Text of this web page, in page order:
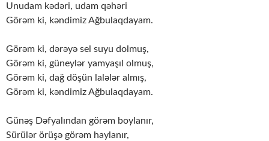
Unudam kədəri, udam qəhəri
Görəm ki, kəndimiz Ağbulaqdayam.
Görəm ki, dərəyə sel suyu dolmuş,
Görəm ki, güneylər yamyaşıl olmuş,
Görəm ki, dağ döşün lalələr almış,
Görəm ki, kəndimiz Ağbulaqdayam.
Günəş Dəfyalından görəm boylanır,
Sürülər örüşə görəm haylanır,